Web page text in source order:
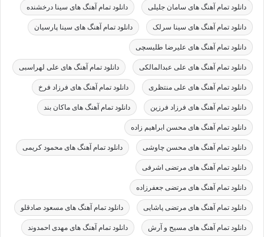
دانلود تمام آهنگ های سامان جلیلی دانلود تمام آهنگ های سینا درخشنده
دانلود تمام آهنگ های سینا سرلک دانلود تمام آهنگ های سینا پارسیان
دانلود تمام آهنگ های علیرضا طلیسچی
دانلود تمام آهنگ های علی عبدالمالکی دانلود تمام آهنگ های علی لهراسبی
دانلود تمام آهنگ های علی منتظری دانلود تمام آهنگ های فرزاد فرخ
دانلود تمام آهنگ های فرزاد فرزین دانلود تمام آهنگ های ماکان بند
دانلود تمام آهنگ های محسن ابراهیم زاده
دانلود تمام آهنگ های محسن چاوشی دانلود تمام آهنگ های محمود کریمی
دانلود تمام آهنگ های مرتضی اشرفی
دانلود تمام آهنگ های مرتضی جعفرزاده
دانلود تمام آهنگ های مرتضی پاشایی دانلود تمام آهنگ های مسعود صادقلو
دانلود تمام آهنگ های مسیح و آرش دانلود تمام آهنگ های مهدی احمدوند